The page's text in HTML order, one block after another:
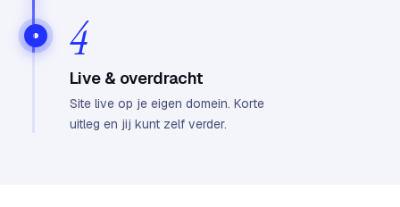
4
Live & overdracht
Site live op je eigen domein. Korte
uitleg en jij kunt zelf verder.